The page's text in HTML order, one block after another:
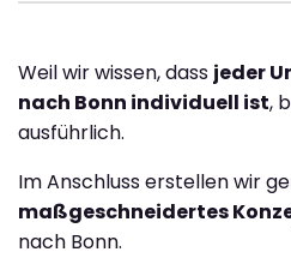
Weil wir wissen, dass jeder
nach Bonn individuell ist,
ausführlich.
Im Anschluss erstellen wir
maßgeschneidertes
nach Bonn.